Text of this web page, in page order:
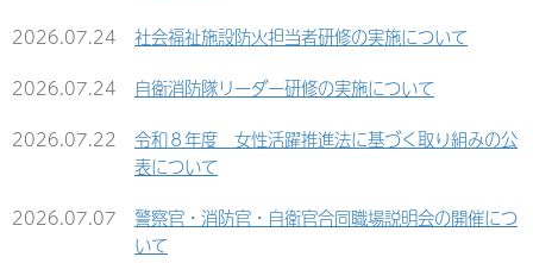
2026.07.24
社会福祉施設防火担当者研修の実施について
2026.07.24
自衛消防隊リーダー研修の実施について
2026.07.22
令和８年度 女性活躍推進法に基づく取り組みの公
表について
2026.07.07
警察官・消防官・自衛官合同職場説明会の開催につ
いて